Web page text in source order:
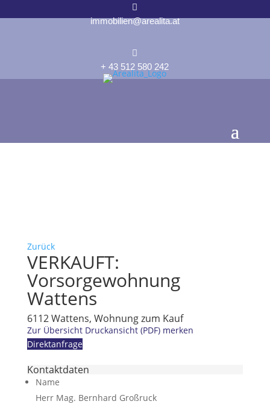

immobilien@arealita.at

+ 43 512 580 242
Zurück
VERKAUFT:
Vorsorgewohnung
Wattens
6112 Wattens, Wohnung zum Kauf
Zur Übersicht Druckansicht (PDF) merken
Direktanfrage
Kontaktdaten
Name
Herr Mag. Bernhard Großruck